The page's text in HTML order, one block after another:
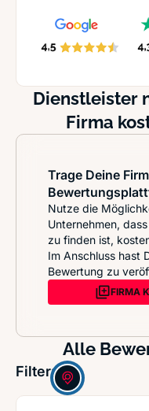
Dienstleister
Firma
Trage Deine
Nutze die
Unternehmen,
zu finden ist,
Im Anschluss hast
Bewertung zu
FIRMA
Alle
Filter: